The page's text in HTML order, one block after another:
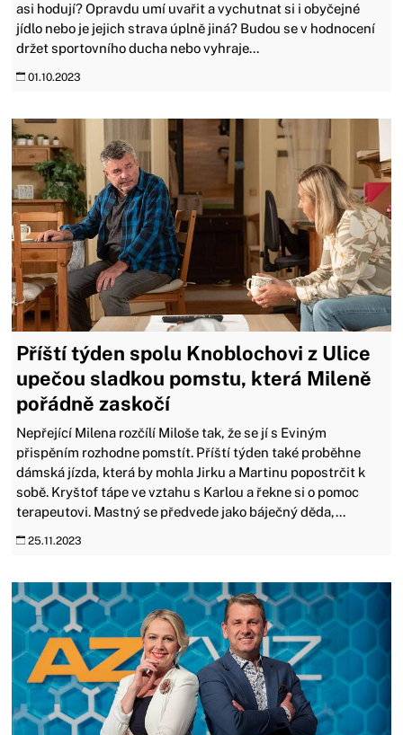
asi hodují? Opravdu umí uvařit a vychutnat si i obyčejné
jídlo nebo je jejich strava úplně jiná? Budou se v hodnocení
držet sportovního ducha nebo vyhraje...
01.10.2023
Příští týden spolu Knoblochovi z Ulice
upečou sladkou pomstu, která Mileně
pořádně zaskočí
Nepřející Milena rozčílí Miloše tak, že se jí s Eviným
přispěním rozhodne pomstít. Příští týden také proběhne
dámská jízda, která by mohla Jirku a Martinu popostrčit k
sobě. Kryštof tápe ve vztahu s Karlou a řekne si o pomoc
terapeutovi. Mastný se předvede jako báječný děda,...
25.11.2023